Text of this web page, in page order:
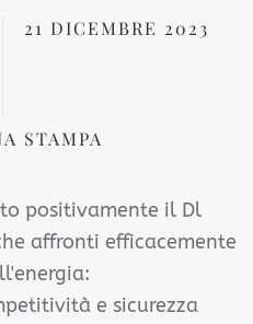
21 DICEMBRE 2023
STAMPA
positivamente il Dl
affronti efficacemente
e sicurezza